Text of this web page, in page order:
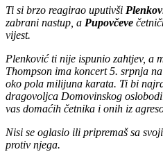
Ti si brzo reagirao uputivši
zabrani nastup, a Pupovčeve
vijest.
Plenković ti nije ispunio zahtjev, a
Thompson ima koncert 5. srpnja
oko pola milijuna karata. Ti bi
dragovoljca Domovinskog
vas domaćih četnika i onih iz
Nisi se oglasio ili pripremaš sa
protiv njega.